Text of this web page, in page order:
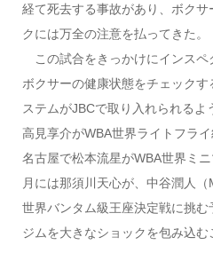
経て死去する事故があり、ボク
クには万全の注意を払ってきた。
この試合をきっかけにインスペ
ボクサーの健康状態をチェック
ステムがJBCで取り入れられるよ
高見享介がWBA世界ライトフラ
名古屋で松本流星がWBA世界ミ
月には那須川天心が、中谷潤人
世界バンタム級王座決定戦に挑
ジムを大きなショックを包み込む